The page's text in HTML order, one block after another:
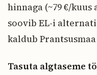
hinnaga (~79 €/kuus
soovib EL-i
kaldub
Tasuta algtaseme